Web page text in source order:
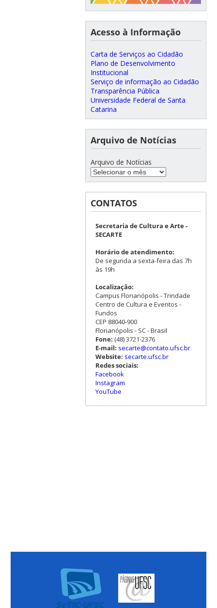
Acesso à Informação
Carta de Serviços ao Cidadão
Plano de Desenvolvimento
Institucional
Serviço de informação ao Cidadão
Transparência Pública
Universidade Federal de Santa
Catarina
Arquivo de Notícias
Arquivo de Notícias
CONTATOS
Secretaria de Cultura e Arte -
SECARTE
Horário de atendimento:
De segunda a sexta-feira das 7h
às 19h
Localização:
Campus Florianópolis - Trindade
Centro de Cultura e Eventos -
Fundos
CEP 88040-900
Florianópolis - SC - Brasil
Fone: (48) 3721-2376
E-mail: secarte@contato.ufsc.br
Website: secarte.ufsc.br
Redes sociais:
Facebook
Instagram
YouTube